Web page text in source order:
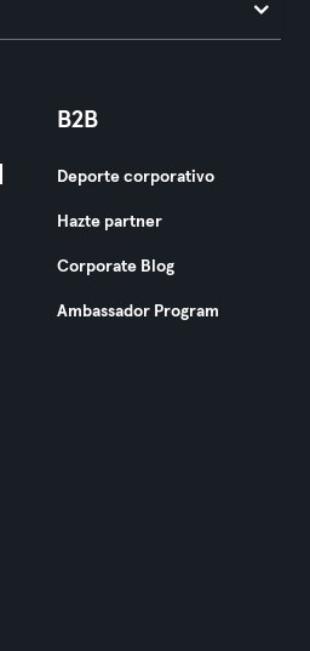
B2B
Deporte corporativo
Hazte partner
Corporate Blog
Ambassador Program